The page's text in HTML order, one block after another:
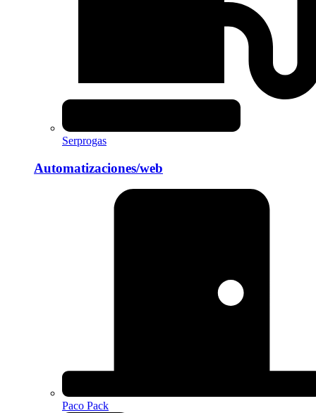
Serprogas
Automatizaciones/web
Paco Pack